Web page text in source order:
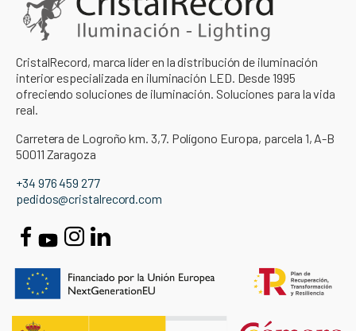
CristalRecord, marca líder en la distribución de iluminación
interior especializada en iluminación LED. Desde 1995
ofreciendo soluciones de iluminación. Soluciones para la vida
real.
Carretera de Logroño km. 3,7. Polígono Europa, parcela 1, A-B
50011 Zaragoza
+34 976 459 277
pedidos@cristalrecord.com